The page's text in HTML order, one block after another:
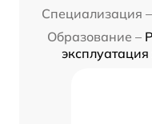
Специализация –
Образование –